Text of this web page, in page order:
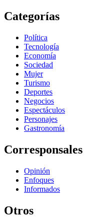
Categorías
Política
Tecnología
Economía
Sociedad
Mujer
Turismo
Deportes
Negocios
Espectáculos
Personajes
Gastronomía
Corresponsales
Opinión
Enfoques
Informados
Otros